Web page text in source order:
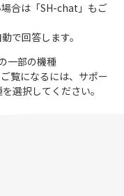
合は「SH-chat 」もご
で回答します。
一部の機種
覧になるには、サポー
選択してください。